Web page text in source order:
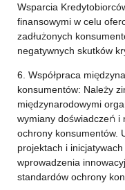
Wsparcia
finansowymi w celu
zadłużonych
negatywnych skutków
6. Współpraca
konsumentów: Należy
międzynarodowymi
wymiany doświadczeń i
ochrony konsumentów.
projektach i
wprowadzenia
standardów ochrony